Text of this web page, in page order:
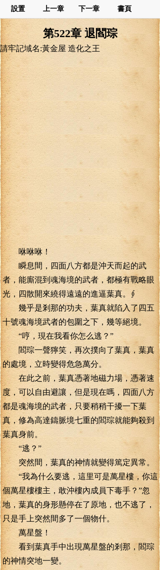
設置 上一章 下一章 書頁
第522章 退閻琮
請牢記域名:黃金屋 造化之王
咻咻咻！
瞬息間，四面八方都是沖天而起的武
者，能廝混到魂海境的武者，都極有戰略眼
光，四散開來繞得遠遠的進逼葉真。∮
幾乎是剎那的功夫，葉真就陷入了四五
十號魂海境武者的包圍之下，幾等絕境。
“哼，現在我看你怎么逃？”
閻琮一聲獰笑，再次撲向了葉真，葉真
的處境，立時變得危急萬分。
在此之前，葉真憑著地磁力場，憑著速
度，可以自由避讓，但是現在嗎，四面八方
都是魂海境的武者，只要稍稍干擾一下葉
真，修為高達鑄脈境七重的閻琮就能夠殺到
葉真身前。
“逃？”
突然間，葉真的神情就變得篤定異常。
“我為什么要逃，這里可是萬星樓，你這
個萬星樓樓主，敢沖樓內成員下毒手？”忽
地，葉真的身形懸停在了原地，也不逃了，
只是手上突然間多了一個物什。
萬星盤！
看到葉真手中出現萬星盤的剎那，閻琮
的神情突地一變。